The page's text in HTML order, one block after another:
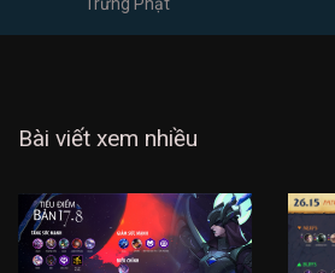
Bài viết xem nhiều